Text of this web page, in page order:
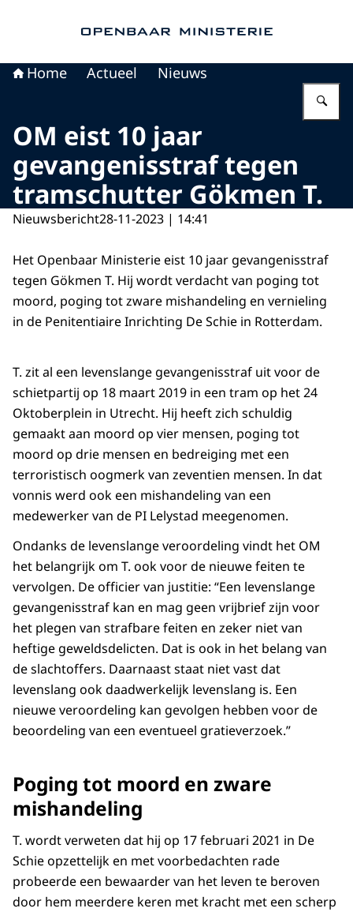
Home Actueel Nieuws
OM eist 10 jaar
gevangenisstraf tegen
tramschutter Gökmen T.
Nieuwsbericht28-11-2023 | 14:41
Het Openbaar Ministerie eist 10 jaar gevangenisstraf
tegen Gökmen T. Hij wordt verdacht van poging tot
moord, poging tot zware mishandeling en vernieling
in de Penitentiaire Inrichting De Schie in Rotterdam.
T. zit al een levenslange gevangenisstraf uit voor de
schietpartij op 18 maart 2019 in een tram op het 24
Oktoberplein in Utrecht. Hij heeft zich schuldig
gemaakt aan moord op vier mensen, poging tot
moord op drie mensen en bedreiging met een
terroristisch oogmerk van zeventien mensen. In dat
vonnis werd ook een mishandeling van een
medewerker van de PI Lelystad meegenomen.
Ondanks de levenslange veroordeling vindt het OM
het belangrijk om T. ook voor de nieuwe feiten te
vervolgen. De officier van justitie: “Een levenslange
gevangenisstraf kan en mag geen vrijbrief zijn voor
het plegen van strafbare feiten en zeker niet van
heftige geweldsdelicten. Dat is ook in het belang van
de slachtoffers. Daarnaast staat niet vast dat
levenslang ook daadwerkelijk levenslang is. Een
nieuwe veroordeling kan gevolgen hebben voor de
beoordeling van een eventueel gratieverzoek.”
Poging tot moord en zware
mishandeling
T. wordt verweten dat hij op 17 februari 2021 in De
Schie opzettelijk en met voorbedachten rade
probeerde een bewaarder van het leven te beroven
door hem meerdere keren met kracht met een scherp